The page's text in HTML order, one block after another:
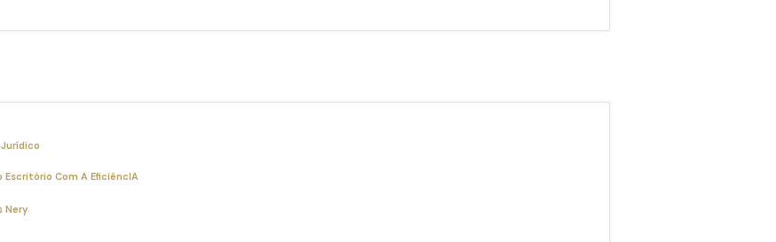
Com A EficiêncIA
Nery